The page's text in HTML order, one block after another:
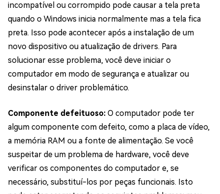
incompatível ou corrompido pode causar a tela preta
quando o Windows inicia normalmente mas a tela fica
preta. Isso pode acontecer após a instalação de um
novo dispositivo ou atualização de drivers. Para
solucionar esse problema, você deve iniciar o
computador em modo de segurança e atualizar ou
desinstalar o driver problemático.
Componente defeituoso: O computador pode ter
algum componente com defeito, como a placa de vídeo,
a memória RAM ou a fonte de alimentação. Se você
suspeitar de um problema de hardware, você deve
verificar os componentes do computador e, se
necessário, substituí-los por peças funcionais. Isto